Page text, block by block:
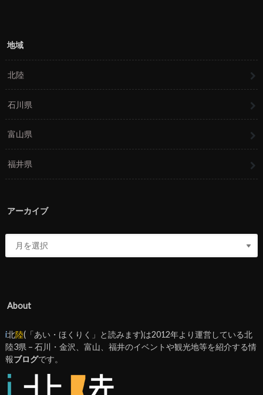
地域
北陸
石川県
富山県
福井県
アーカイブ
About
i北陸(「あい・ほくりく」と読みます)は2012年より運営している北
陸3県 – 石川・金沢、富山、福井のイベントや観光地等を紹介する情
報ブログです。